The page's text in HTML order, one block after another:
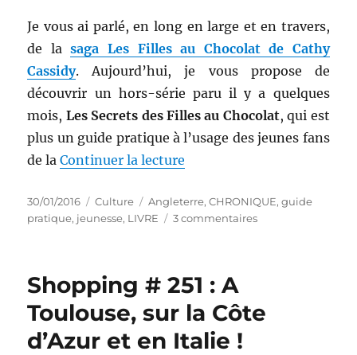
Je vous ai parlé, en long en large et en travers,
de lasaga Les Filles au Chocolat de Cathy
Cassidy. Aujourd’hui, je vous propose de
découvrir un hors-série paru il y a quelques
mois, Les Secrets des Filles au Chocolat, qui est
plus un guide pratique à l’usage des jeunes fans
de laContinuer la lecture
Publié
le
30/01/2016 Catégories
Culture Étiquettes
Angleterre,CHRONIQUE,guide
pratique, jeunesse, LIVRE 3 commentairessur
Les
Shopping # 251 : A
Toulouse, sur la Côte
d’Azur et en Italie !